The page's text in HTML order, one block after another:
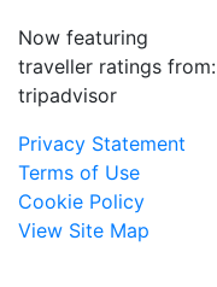
Now featuring
traveller ratings from:
tripadvisor
Privacy Statement
Terms of Use
Cookie Policy
View Site Map